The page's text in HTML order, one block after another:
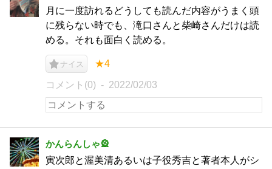
月に一度訪れるどうしても読んだ内容がうまく頭
に残らない時でも、滝口さんと柴崎さんだけは読
める。それも面白く読める。
ナイス ★4
コメント(0) 2022/02/03
かんらんしゃ🎡
寅次郎と渥美清あるいは子役秀吉と著者本人がシ